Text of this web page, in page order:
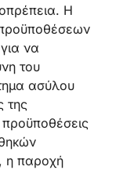
Η
να
του
ασύλου
της
προϋποθέσεις
η παροχή